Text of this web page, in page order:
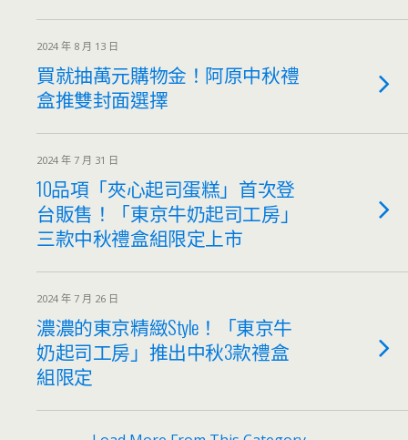
2024 年 8 月 13 日
買就抽萬元購物金！阿原中秋禮
盒推雙封面選擇
2024 年 7 月 31 日
10品項「夾心起司蛋糕」首次登
台販售！「東京牛奶起司工房」
三款中秋禮盒組限定上市
2024 年 7 月 26 日
濃濃的東京精緻Style！「東京牛
奶起司工房」推出中秋3款禮盒
組限定